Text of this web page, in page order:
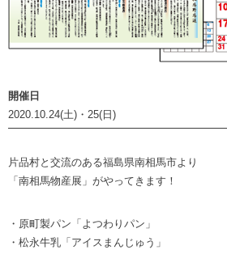
開催日
2020.10.24(土)・25(日)
片品村と交流のある福島県南相馬市より
「南相馬物産展」がやってきます！
・原町製パン「よつわりパン」
・松永牛乳「アイスまんじゅう」